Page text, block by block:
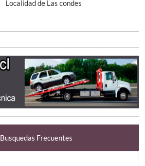
Localidad de Las condes
Busquedas Frecuentes